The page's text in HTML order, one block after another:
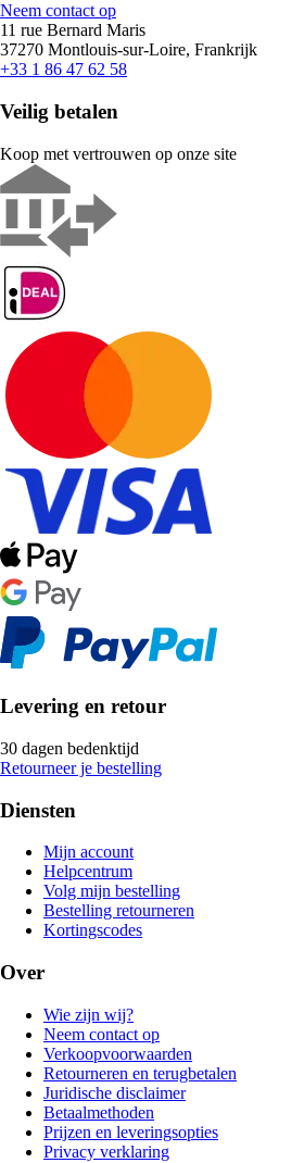
Neem contact op
11 rue Bernard Maris
37270 Montlouis-sur-Loire, Frankrijk
+33 1 86 47 62 58
Veilig betalen
Koop met vertrouwen op onze site
Levering en retour
30 dagen bedenktijd
Retourneer je bestelling
Diensten
Mijn account
Helpcentrum
Volg mijn bestelling
Bestelling retourneren
Kortingscodes
Over
Wie zijn wij?
Neem contact op
Verkoopvoorwaarden
Retourneren en terugbetalen
Juridische disclaimer
Betaalmethoden
Prijzen en leveringsopties
Privacy verklaring